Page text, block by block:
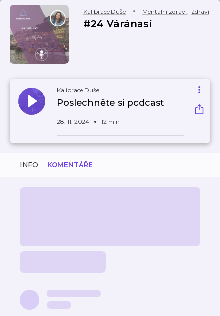
Kalibrace Duše Mentální zdraví, Zdraví
#24 Váránasí
Kalibrace Duše
Poslechněte si podcast
28. 11. 2024 12 min
INFO KOMENTÁŘE